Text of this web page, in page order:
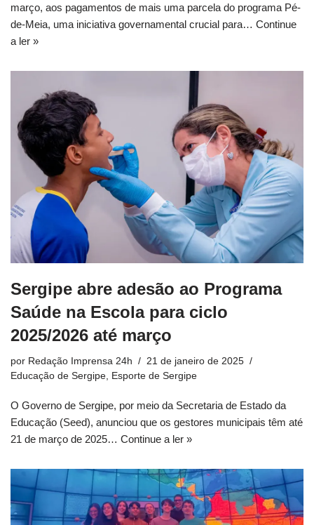
março, aos pagamentos de mais uma parcela do programa Pé-
de-Meia, uma iniciativa governamental crucial para… Continue
a ler »
Sergipe abre adesão ao Programa
Saúde na Escola para ciclo
2025/2026 até março
por Redação Imprensa 24h
21 de janeiro de 2025
Educação de Sergipe Esporte de Sergipe
O Governo de Sergipe, por meio da Secretaria de Estado da
Educação (Seed), anunciou que os gestores municipais têm até
21 de março de 2025… Continue a ler »